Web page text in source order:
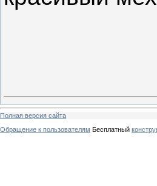
Полная версия сайта
Обращение к пользователям Бесплатный